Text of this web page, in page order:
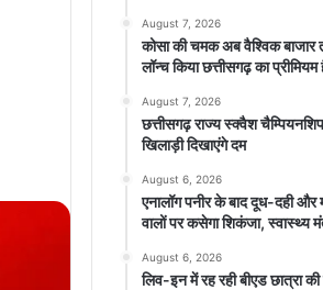
August 7, 2026
कोसा की चमक अब वैश्विक
लॉन्च किया छत्तीसगढ़ का
August 7, 2026
छत्तीसगढ़ राज्य स्क्वैश
खिलाड़ी दिखाएंगे दम
August 6, 2026
एनालॉग पनीर के बाद दूध-दही
वालों पर कसेगा शिकंजा, स्वास्थ्य
August 6, 2026
लिव-इन में रह रही बीएड छात्रा